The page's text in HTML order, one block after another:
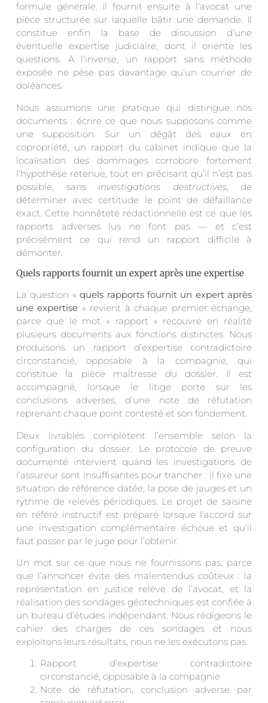
formule générale. Il fournit ensuite à l’avocat une
pièce structurée sur laquelle bâtir une demande. Il
constitue enfin la base de discussion d’une
éventuelle expertise judiciaire, dont il oriente les
questions. À l’inverse, un rapport sans méthode
exposée ne pèse pas davantage qu’un courrier de
doléances.
Nous assumons une pratique qui distingue nos
documents : écrire ce que nous supposons comme
une supposition. Sur un dégât des eaux en
copropriété, un rapport du cabinet indique que la
localisation des dommages corrobore fortement
l’hypothèse retenue, tout en précisant qu’il n’est pas
possible, sans investigations destructives, de
déterminer avec certitude le point de défaillance
exact. Cette honnêteté rédactionnelle est ce que les
rapports adverses lus ne font pas — et c’est
précisément ce qui rend un rapport difficile à
démonter.
Quels rapports fournit un expert après une expertise
La question «quels rapports fournit un expert après
une expertise » revient à chaque premier échange,
parce que le mot « rapport » recouvre en réalité
plusieurs documents aux fonctions distinctes. Nous
produisons un rapport d’expertise contradictoire
circonstancié, opposable à la compagnie, qui
constitue la pièce maîtresse du dossier. Il est
accompagné, lorsque le litige porte sur les
conclusions adverses, d’une note de réfutation
reprenant chaque point contesté et son fondement.
Deux livrables complètent l’ensemble selon la
configuration du dossier. Le protocole de preuve
documenté intervient quand les investigations de
l’assureur sont insuffisantes pour trancher : il fixe une
situation de référence datée, la pose de jauges et un
rythme de relevés périodiques. Le projet de saisine
en référé instructif est préparé lorsque l’accord sur
une investigation complémentaire échoue et qu’il
faut passer par le juge pour l’obtenir.
Un mot sur ce que nous ne fournissons pas, parce
que l’annoncer évite des malentendus coûteux : la
représentation en justice relève de l’avocat, et la
réalisation des sondages géotechniques est confiée à
un bureau d’études indépendant. Nous rédigeons le
cahier des charges de ces sondages et nous
exploitons leurs résultats, nous ne les exécutons pas.
Rapport d’expertise contradictoire
circonstancié, opposable à la compagnie
Note de réfutation, conclusion adverse par